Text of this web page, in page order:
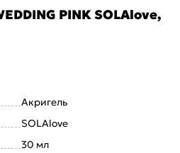
PINK SOLAlove,
Акригель
SOLAlove
30 мл